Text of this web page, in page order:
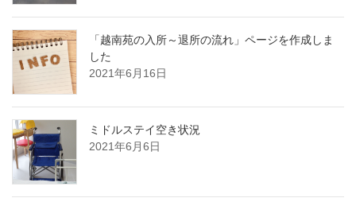
「越南苑の入所～退所の流れ」ページを作成しま
した
2021年6月16日
ミドルステイ空き状況
2021年6月6日